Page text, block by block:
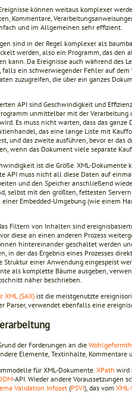
können weitaus komplexer
Kommentare,
und im Allgemeinen sehr effizient.
sind in der Regel komplexer als
werden, also ein Programm, das
kann. Da Ereignisse auch während des
ein schwerwiegender Fehler auf
zuzugreifen, die über ein ganzes
API sind Geschwindigkeit und
unmittelbar mit der
Es muss nicht warten, dass das
das eine lange Liste mit
und das zweite ausführen, bevor er
wenn das Dokument viele separate
ist die Größe. XML-
API muss nicht all diese Daten auf
und den Speicher anschließend
selbst mit den größten, fettesten
Embedded-Umgebung (wie einem
Filtern von Inhalten sind
diese an einen anderen Prozess
hintereinander geschaltet werden
in der das Ergebnis eines Prozesses
einer Anwendung eingespeist
als komplette Bäume ausgeben,
näher beschrieben.
XML (SAX) ist die meistgenutzte
Parser, verwendet ebenfalls eine
der Forderungen an die
Elemente, Textinhalte, Kommentare
für XML-Dokumente. XPath wird
-API. Wieder andere Voraussetzungen
Validation Infoset (PSVI), das vom